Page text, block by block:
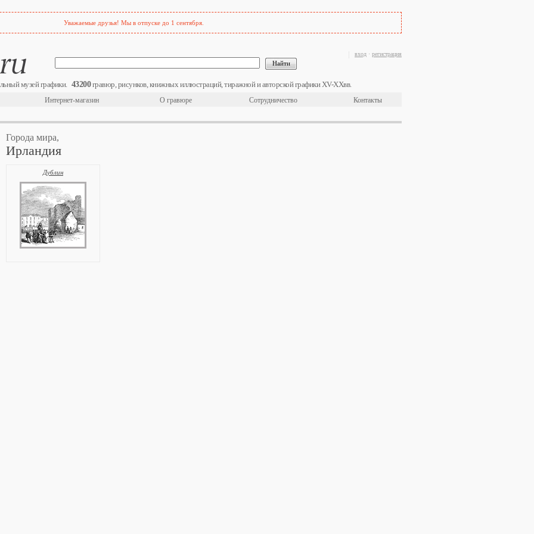
Уважаемые друзья! Мы в отпуске до 1 сентября.
вход · регистрация
музей графики. 43200гравюр, рисунков, книжных иллюстраций, тиражной и авторской графики XV-XXвв.
Интернет-магазин О гравюре Сотрудничество Контакты
Города мира,
Ирландия
Дублин